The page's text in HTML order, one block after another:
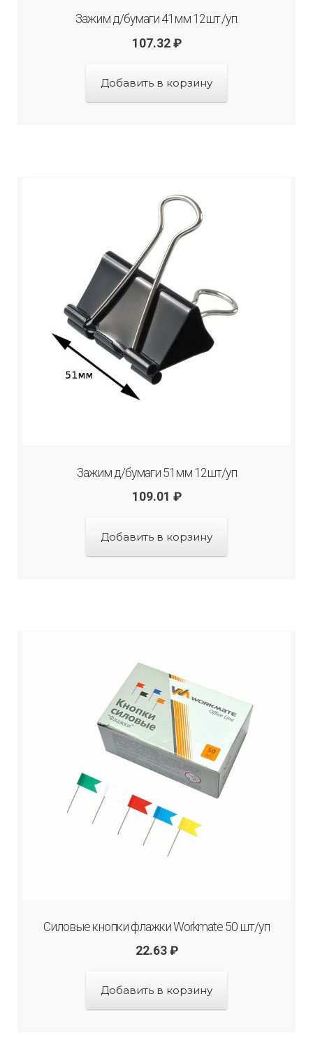
Зажим д/бумаги 41мм 12шт./уп.
107.32 ₽
Добавить в корзину
Зажим д/бумаги 51мм 12шт/уп
109.01 ₽
Добавить в корзину
Силовые кнопки флажки Workmate 50 шт/уп
22.63 ₽
Добавить в корзину